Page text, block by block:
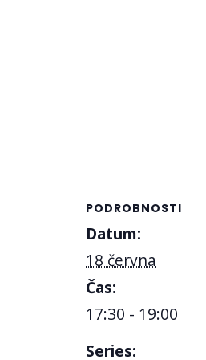
PODROBNOSTI
Datum:
18 června
Čas:
17:30 - 19:00
Series: